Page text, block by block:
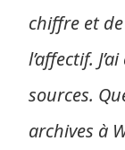
chiffre et
l’affectif.
sources.
archives à